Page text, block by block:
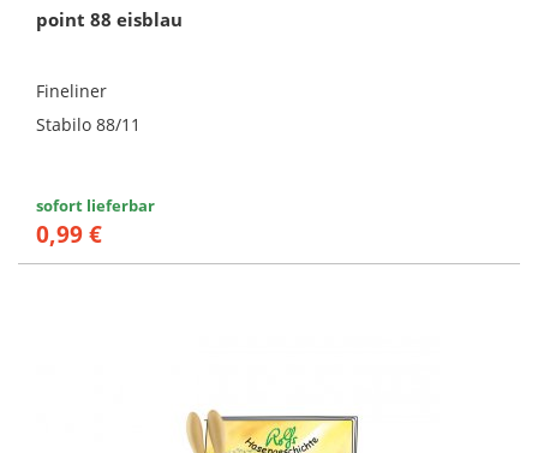
point 88 eisblau
Fineliner
Stabilo 88/11
sofort lieferbar
0,99 €